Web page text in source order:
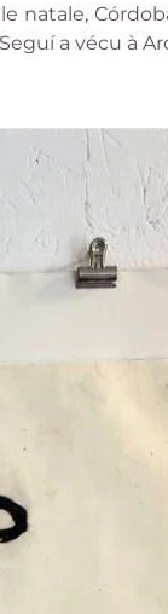
natale,
a vécu à